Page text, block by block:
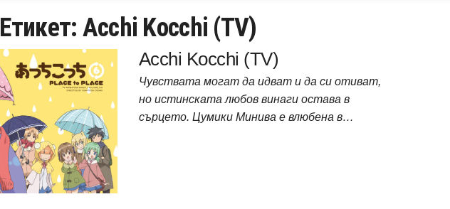
Етикет: Acchi Kocchi (TV)
Acchi Kocchi (TV)
Чувствата могат да идват и да си отиват,
но истинската любов винаги остава в
сърцето. Цумики Минива е влюбена в…